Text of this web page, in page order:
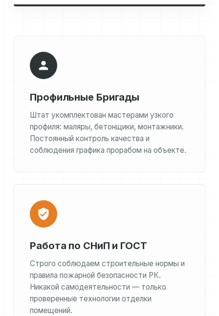
Профильные Бригады
Штат укомплектован мастерами узкого
профиля: маляры, бетонщики, монтажники.
Постоянный контроль качества и
соблюдения графика прорабом на объекте.
Работа по СНиП и ГОСТ
Строго соблюдаем строительные нормы и
правила пожарной безопасности РК.
Никакой самодеятельности — только
проверенные технологии отделки
помещений.